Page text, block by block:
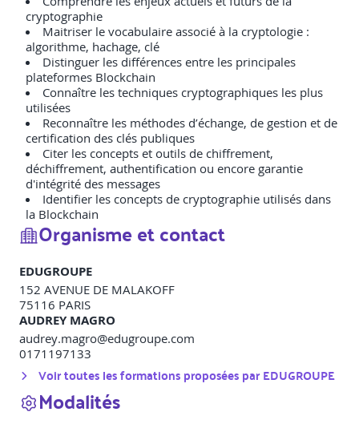
cryptographie
Maitriser le vocabulaire associé à la cryptologie :
algorithme, hachage, clé
Distinguer les différences entre les principales
plateformes Blockchain
Connaître les techniques cryptographiques les plus
utilisées
Reconnaître les méthodes d’échange, de gestion et de
certification des clés publiques
Citer les concepts et outils de chiffrement,
déchiffrement, authentification ou encore garantie
d'intégrité des messages
Identifier les concepts de cryptographie utilisés dans
la Blockchain
Organisme et contact
EDUGROUPE
152 AVENUE DE MALAKOFF
75116 PARIS
AUDREY MAGRO
audrey.magro@edugroupe.com
0171197133
Voir toutes les formations proposées parEDUGROUPE
Modalités